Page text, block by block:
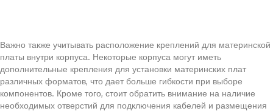
Важно также учитывать расположение креплений для материнской
платы внутри корпуса. Некоторые корпуса могут иметь
дополнительные крепления для установки материнских плат
различных форматов, что дает больше гибкости при выборе
компонентов. Кроме того, стоит обратить внимание на наличие
необходимых отверстий для подключения кабелей и размещения